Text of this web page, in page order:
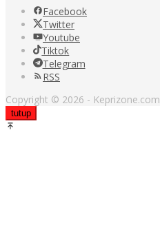
Facebook
Twitter
Youtube
Tiktok
Telegram
RSS
Copyright © 2026 - Keprizone.com
tutup